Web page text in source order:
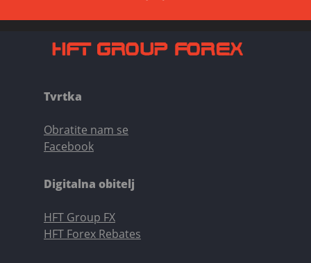
Tvrtka
Obratite nam se
Facebook
Digitalna obitelj
HFT Group FX
HFT Forex Rebates